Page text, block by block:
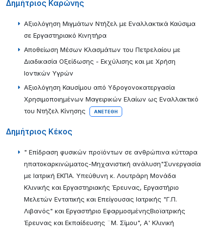
Δημήτριος Καρώνης
Αξιολόγηση Μιγμάτων Ντήζελ με Εναλλακτικά Καύσιμα
σε Εργαστηριακό Κινητήρα
Αποθείωση Μέσων Κλασμάτων του Πετρελαίου με
Διαδικασία Οξείδωσης - Εκχύλισης και με Χρήση
Ιοντικών Υγρών
Αξιολόγηση Καυσίμου από Υδρογονοκατεργασία
Χρησιμοποιημένων Μαγειρικών Ελαίων ως Εναλλακτικό
του Ντήζελ Κίνησης
ΑΝΕΤΈΘΗ
Δημήτριος Κέκος
" Επίδραση φυσικών προϊόντων σε ανθρώπινα κύτταρα
ηπατοκαρκινώματος-Μηχανιστική ανάλυση"Συνεργασία
με Ιατρική ΕΚΠΑ. Υπεύθυνη κ. Λουτράρη Μονάδα
Κλινικής και Εργαστηριακής Έρευνας, Εργαστήριο
Μελετών Εντατικής και Επείγουσας Ιατρικής "Γ.Π.
Λιβανός" και Εργαστήριο ΕφαρμοσμένηςΒιοϊατρικής
Έρευνας και Εκπαίδευσης ¨Μ. Σίμου", Α' Κλινική